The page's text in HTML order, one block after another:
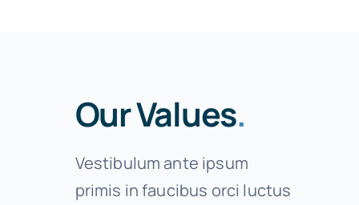
Our Values.
Vestibulum ante ipsum
primis in faucibus orci luctus